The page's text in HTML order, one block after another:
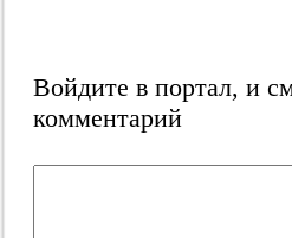
Войдите в портал, и
комментарий